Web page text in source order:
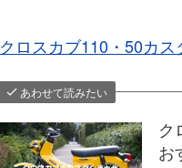
クロスカブ110・50カ
あわせて読みたい
ク
お